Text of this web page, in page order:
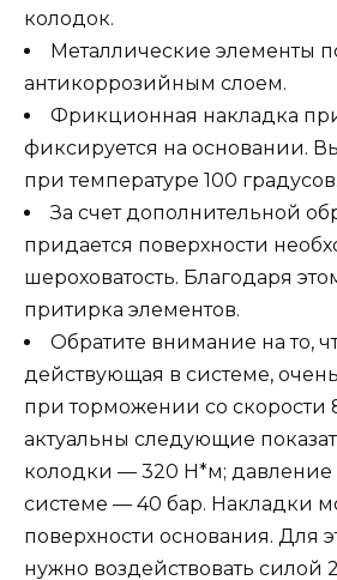
колодок.
Металлические элементы
антикоррозийным слоем.
Фрикционная накладка
фиксируется на основании.
при температуре 100 градусов.
За счет дополнительной
придается поверхности
шероховатость. Благодаря
притирка элементов.
Обратите внимание на то,
действующая в системе,
при торможении со скорости
актуальны следующие
колодки — 320 Н*м; давление
системе — 40 бар. Накладки
поверхности основания. Для
нужно воздействовать силой